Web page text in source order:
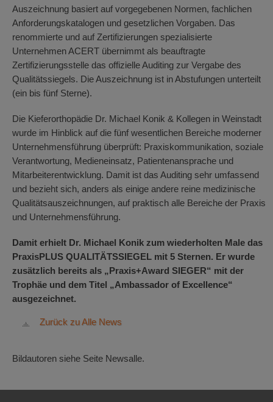
Auszeichnung basiert auf vorgegebenen Normen, fachlichen
Anforderungskatalogen und gesetzlichen Vorgaben. Das
renommierte und auf Zertifizierungen spezialisierte
Unternehmen ACERT übernimmt als beauftragte
Zertifizierungsstelle das offizielle Auditing zur Vergabe des
Qualitätssiegels. Die Auszeichnung ist in Abstufungen unterteilt
(ein bis fünf Sterne).
Die Kieferorthopädie Dr. Michael Konik & Kollegen in Weinstadt
wurde im Hinblick auf die fünf wesentlichen Bereiche moderner
Unternehmensführung überprüft: Praxiskommunikation, soziale
Verantwortung, Medieneinsatz, Patientenansprache und
Mitarbeiterentwicklung. Damit ist das Auditing sehr umfassend
und bezieht sich, anders als einige andere reine medizinische
Qualitätsauszeichnungen, auf praktisch alle Bereiche der Praxis
und Unternehmensführung.
Damit erhielt Dr. Michael Konik zum wiederholten Male das
PraxisPLUS QUALITÄTS­SIEGEL mit 5 Sternen. Er wurde
zusätzlich bereits als „Praxis+Award SIEGER“ mit der
Trophäe und dem Titel „Ambassador of Excellence“
ausgezeichnet.
Zurück zu Alle News
Bildautoren siehe Seite Newsalle.